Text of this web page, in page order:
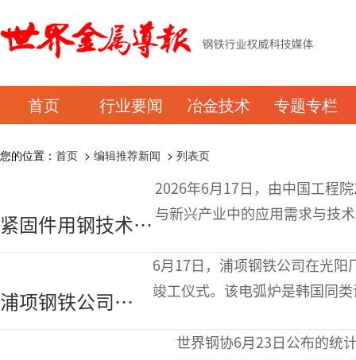
首页 行业要闻 冶金技术 专题专栏
您的位置： 首页 > 编辑推荐新闻 > 列表页
紧固件用钢技术创
新战略研究系列调
2026年6月17日，由中国工程
与新兴产业中的应用需求与技
浦项钢铁公司年
产250万吨钢的大
6月17日，浦项钢铁公司在光阳
竣工仪式。该电弧炉是韩国同
世界钢协6月23日公布的统